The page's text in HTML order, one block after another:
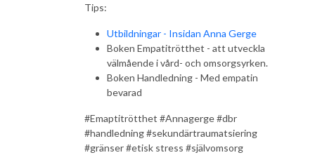
Tips:
Utbildningar - Insidan Anna Gerge
Boken Empatitrötthet - att utveckla
välmående i vård- och omsorgsyrken.
Boken Handledning - Med empatin
bevarad
#Emaptitrötthet #Annagerge #dbr
#handledning #sekundärtraumatsiering
#gränser #etisk stress #självomsorg